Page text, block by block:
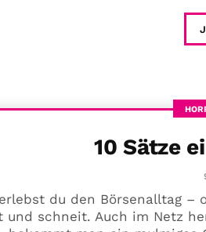
10 Sätze
du den Börsenalltag –
und schneit. Auch im Netz